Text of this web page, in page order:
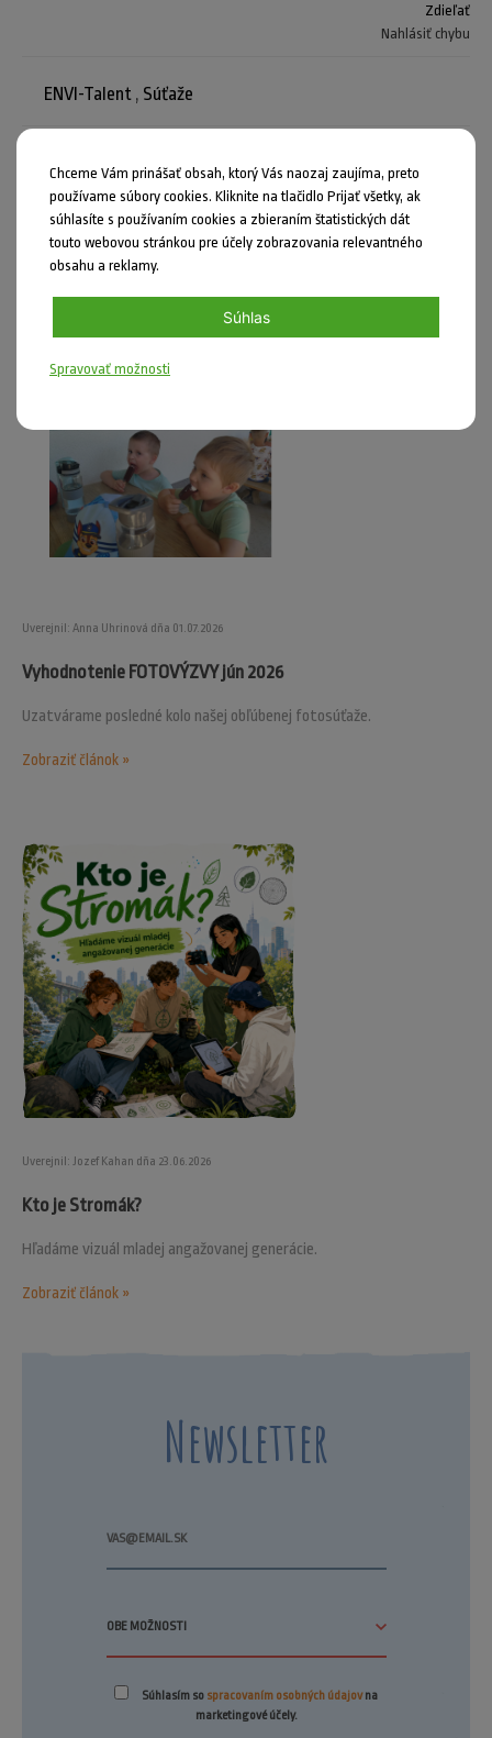
Zdieľať
Nahlásiť chybu
ENVI-Talent , Súťaže
Mohlo by vás zaujímať
Uverejnil: Anna Uhrinová dňa 01.07.2026
Vyhodnotenie FOTOVÝZVY jún 2026
Uzatvárame posledné kolo našej obľúbenej fotosúťaže.
Zobraziť článok »
Uverejnil: Jozef Kahan dňa 23.06.2026
Kto je Stromák?
Hľadáme vizuál mladej angažovanej generácie.
Zobraziť článok »
Newsletter
Súhlasím so spracovaním osobných údajovna
marketingové účely.
Chceme Vám prinášať obsah, ktorý Vás naozaj zaujíma, preto
používame súbory cookies. Kliknite na tlačidlo Prijať všetky, ak
súhlasíte s používaním cookies a zbieraním štatistických dát
touto webovou stránkou pre účely zobrazovania relevantného
obsahu a reklamy.
Súhlas
Spravovať možnosti